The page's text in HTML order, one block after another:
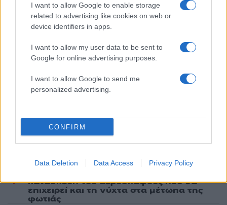
I want to allow Google to enable storage
related to advertising like cookies on web or
device identifiers in apps.
I want to allow my user data to be sent to
Google for online advertising purposes.
I want to allow Google to send me
personalized advertising.
CONFIRM
Data Deletion Data Access Privacy Policy
Αριστοτέλης Δαμίγος: Στο Αποτεφρωτήριο
Ριτσώνας το «ύστατο χαίρε» στον Έλληνα
σύνδεσμο του ελικοπτέρου που έπεσε στην
Πιο σχολιασμένα
Μητσοτάκης στην υπογραφή συμφωνίας
είσοδος της Meridiam στην GSI
Έφυγαν οι συνεργάτες, μένει η Μαρία
Καρυστιανού - Η επόμενη μέρα για την
«Ελπίδα για τη Δημοκρατία»
κατασκευή του αεροσκάφους που θα
επιχειρεί και τη νύχτα στα μέτωπα της
φωτιάς